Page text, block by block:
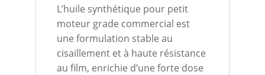
L’huile synthétique pour petit
moteur grade commercial est
une formulation stable au
cisaillement et à haute résistance
au film, enrichie d’une forte dose